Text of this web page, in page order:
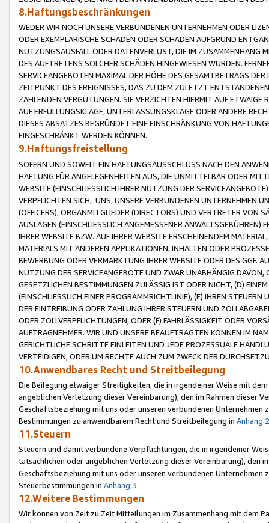
8.Haftungsbeschränkungen
WEDER WIR NOCH UNSERE VERBUNDENEN UNTERNEHMEN ODER
ODER EXEMPLARISCHE SCHÄDEN ODER SCHÄDEN AUFGRUND
NUTZUNGSAUSFALL ODER DATENVERLUST, DIE IM ZUSAMMENHANG
DES AUFTRETENS SOLCHER SCHÄDEN HINGEWIESEN WURDEN.
SERVICEANGEBOTEN MAXIMAL DER HÖHE DES GESAMTBETRAGS
ZEITPUNKT DES EREIGNISSES, DAS ZU DEM ZULETZT
ZAHLENDEN VERGÜTUNGEN. SIE VERZICHTEN HIERMIT AUF
AUF ERFÜLLUNGSKLAGE, UNTERLASSUNGSKLAGE ODER ANDERE
DIESES ABSATZES BEGRÜNDET EINE EINSCHRÄNKUNG VON
EINGESCHRÄNKT WERDEN KÖNNEN.
9.Haftungsfreistellung
SOFERN UND SOWEIT EIN HAFTUNGSAUSSCHLUSS NACH DEN
HAFTUNG FÜR ANGELEGENHEITEN AUS, DIE UNMITTELBAR ODER
WEBSITE (EINSCHLIESSLICH IHRER NUTZUNG DER
VERPFLICHTEN SICH, UNS, UNSERE VERBUNDENEN UNTERNEHMEN
(OFFICERS), ORGANMITGLIEDER (DIRECTORS) UND VERTRETER VON
AUSLAGEN (EINSCHLIESSLICH ANGEMESSENER
IHRER WEBSITE BZW. AUF IHRER WEBSITE ERSCHEINENDEM
MATERIALS MIT ANDEREN APPLIKATIONEN, INHALTEN ODER
BEWERBUNG ODER VERMARKTUNG IHRER WEBSITE ODER DES GGF.
NUTZUNG DER SERVICEANGEBOTE UND ZWAR UNABHÄNGIG
GESETZLICHEN BESTIMMUNGEN ZULÄSSIG IST ODER NICHT, (D)
(EINSCHLIESSLICH EINER PROGRAMMRICHTLINIE), (E) IHREN
DER EINTREIBUNG ODER ZAHLUNG IHRER STEUERN UND
ODER ZOLLVERPFLICHTUNGEN, ODER (F) FAHRLÄSSIGKEIT ODER
AUFTRAGNEHMER. WIR UND UNSERE BEAUFTRAGTEN KÖNNEN IM
GERICHTLICHE SCHRITTE EINLEITEN UND JEDE PROZESSUALE
VERTEIDIGEN, ODER UM RECHTE AUCH ZUM ZWECK DER
10.Anwendbares Recht und Streitbeilegung
Die Beilegung etwaiger Streitigkeiten, die in irgendeiner Weise mit
angeblichen Verletzung dieser Vereinbarung), den im Rahmen dieser
Geschäftsbeziehung mit uns oder unseren verbundenen
Bestimmungen zu anwendbarem Recht und Streitbeilegung in Anhang 2
11.Steuern
Steuern und damit verbundene Verpflichtungen, die in irgendeiner
tatsächlichen oder angeblichen Verletzung dieser Vereinbarung), den
Geschäftsbeziehung mit uns oder unseren verbundenen
Steuerbestimmungen in Anhang 3.
12.Weitere Bestimmungen
Wir können von Zeit zu Zeit Mitteilungen im Zusammenhang mit dem